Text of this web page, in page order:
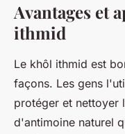
Avantages et
ithmid
Le khôl ithmid est
façons. Les gens
protéger et nettoyer
d'antimoine naturel